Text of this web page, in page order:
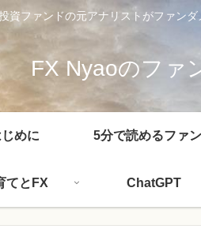
資ファンドの元アナリストがファン
FX Nyaoのファ
めに 5分で読めるファ
てとFX ChatGPT